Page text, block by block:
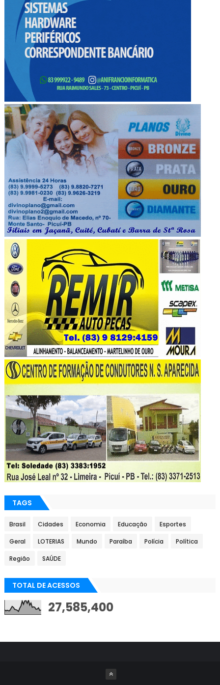
TAGS
Brasil Cidades Economia Educação Esportes
Geral LOTERIAS Mundo Paraíba Polícia Política
Região SAÚDE
TOTAL DE ACESSOS
27,585,400